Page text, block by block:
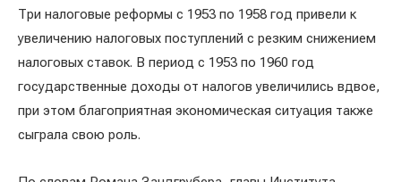
Три налоговые реформы с 1953 по 1958 год привели к
увеличению налоговых поступлений с резким снижением
налоговых ставок. В период с 1953 по 1960 год
государственные доходы от налогов увеличились вдвое,
при этом благоприятная экономическая ситуация также
сыграла свою роль.